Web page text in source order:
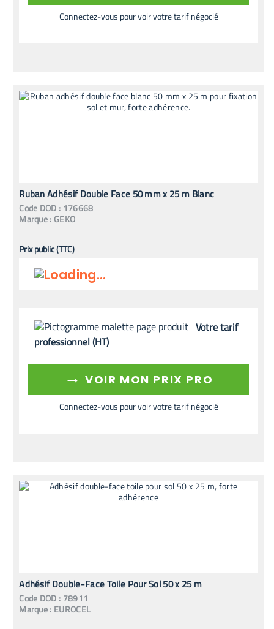
Connectez-vous pour voir votre tarif négocié
Ruban Adhésif Double Face 50 mm x 25 m Blanc
Code DOD : 176668
Marque : GEKO
Prix public (TTC)
Votre tarif
professionnel (HT)
→ VOIR MON PRIX PRO
Connectez-vous pour voir votre tarif négocié
Adhésif Double-Face Toile Pour Sol 50 x 25 m
Code DOD : 78911
Marque : EUROCEL